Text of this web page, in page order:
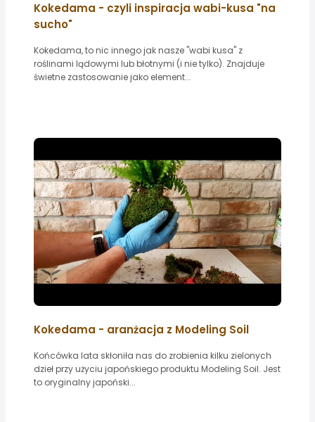
Kokedama - czyli inspiracja wabi-kusa "na
sucho"
Kokedama, to nic innego jak nasze "wabi kusa" z
roślinami lądowymi lub błotnymi (i nie tylko). Znajduje
świetne zastosowanie jako element...
Kokedama - aranżacja z Modeling Soil
Końcówka lata skłoniła nas do zrobienia kilku zielonych
dzieł przy użyciu japońskiego produktu Modeling Soil. Jest
to oryginalny japoński...